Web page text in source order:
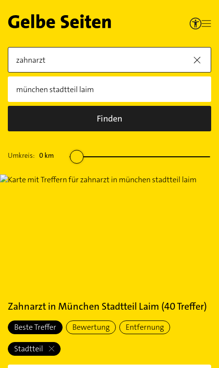
Finden
Umkreis: 0 km
Zahnarztin München Stadtteil Laim (40Treffer)
Beste Treffer Bewertung Entfernung
Stadtteil